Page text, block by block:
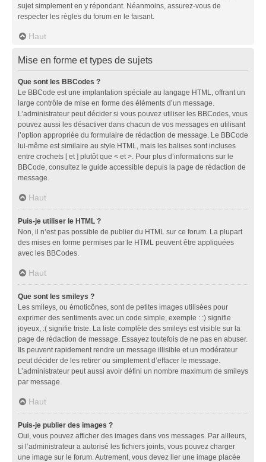
sujet simplement en y répondant. Néanmoins, assurez-vous de
respecter les règles du forum en le faisant.
Haut
Mise en forme et types de sujets
Que sont les BBCodes ?
Le BBCode est une implantation spéciale au langage HTML, offrant un
large contrôle de mise en forme des éléments d’un message.
L’administrateur peut décider si vous pouvez utiliser les BBCodes, vous
pouvez aussi les désactiver dans chacun de vos messages en utilisant
l’option appropriée du formulaire de rédaction de message. Le BBCode
lui-même est similaire au style HTML, mais les balises sont incluses
entre crochets [ et ] plutôt que < et >. Pour plus d’informations sur le
BBCode, consultez le guide accessible depuis la page de rédaction de
message.
Haut
Puis-je utiliser le HTML ?
Non, il n’est pas possible de publier du HTML sur ce forum. La plupart
des mises en forme permises par le HTML peuvent être appliquées
avec les BBCodes.
Haut
Que sont les smileys ?
Les smileys, ou émoticônes, sont de petites images utilisées pour
exprimer des sentiments avec un code simple, exemple : :) signifie
joyeux, :( signifie triste. La liste complète des smileys est visible sur la
page de rédaction de message. Essayez toutefois de ne pas en abuser.
Ils peuvent rapidement rendre un message illisible et un modérateur
peut décider de les retirer ou simplement d’effacer le message.
L’administrateur peut aussi avoir défini un nombre maximum de smileys
par message.
Haut
Puis-je publier des images ?
Oui, vous pouvez afficher des images dans vos messages. Par ailleurs,
si l’administrateur a autorisé les fichiers joints, vous pouvez charger
une image sur le forum. Autrement, vous devez lier une image placée